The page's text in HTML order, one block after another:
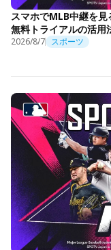
スマホでMLB中継を
無料トライアルの活用
2026/8/7 スポーツ